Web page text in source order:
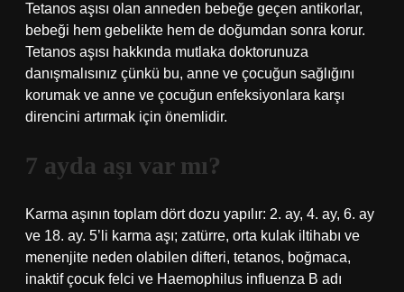
Tetanos aşısı olan anneden bebeğe geçen antikorlar,
bebeği hem gebelikte hem de doğumdan sonra korur.
Tetanos aşısı hakkında mutlaka doktorunuza
danışmalısınız çünkü bu, anne ve çocuğun sağlığını
korumak ve anne ve çocuğun enfeksiyonlara karşı
direncini artırmak için önemlidir.
7 ayda aşı var mı?
Karma aşının toplam dört dozu yapılır: 2. ay, 4. ay, 6. ay
ve 18. ay. 5’li karma aşı; zatürre, orta kulak iltihabı ve
menenjite neden olabilen difteri, tetanos, boğmaca,
inaktif çocuk felci ve Haemophilus influenza B adı